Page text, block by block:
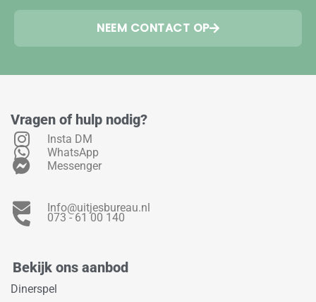
NEEM CONTACT OP
Vragen of hulp nodig?
Insta DM
WhatsApp
Messenger
Info@uitjesbureau.nl
073 - 61 00 140
Bekijk ons aanbod
Dinerspel